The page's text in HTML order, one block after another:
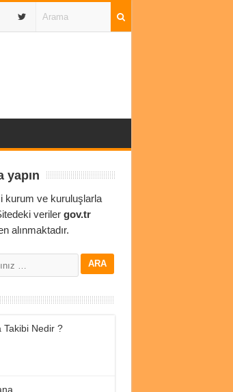
yapın
kurum ve kuruluşlarla
veriler gov.tr
alınmaktadır.
Takibi Nedir ?